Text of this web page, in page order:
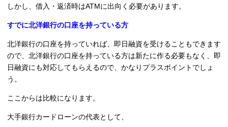
しかし、借入・返済時はATMに出向く必要があります。
すでに北洋銀行の口座を持っている方
北洋銀行の口座を持っていれば、 即日融資を受けることもできます
ので、北洋銀行の口座を持っている方は新たに作る必要もなく、即
日融資にも対応してもらえるので、かなりプラスポイントでしょ
う。
ここからは比較になります。
大手銀行カードローンの代表として、